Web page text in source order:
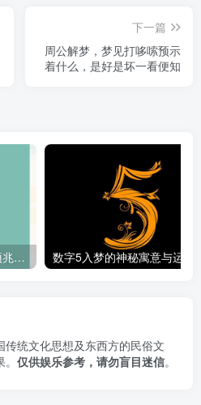
下一篇
周公解梦，梦见打哆嗦预示
着什么，是好是坏一看便知
梦见中彩票大奖的寓意与预兆解析
统文化思想及东西方的民俗文
仅供娱乐参考，请勿盲目迷信。